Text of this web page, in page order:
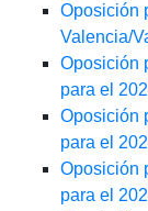
Oposición
Valencia/
Oposición
para el
Oposición
para el
Oposición
para el